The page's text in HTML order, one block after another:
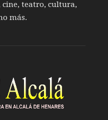
cine, teatro, cultura,
más.